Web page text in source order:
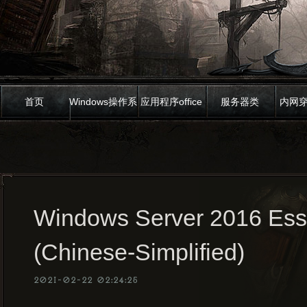
首页 Windows操作系 应用程序office 服务器类 内网
Windows Server 2016
(Chinese-Simplified)
2021-02-22 02:24:25